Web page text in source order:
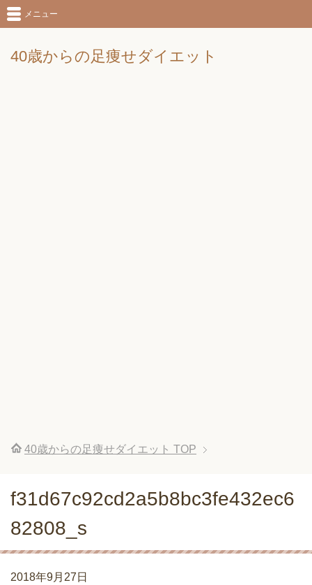
40歳からの足痩せダイエット
メニュー
40歳からの足痩せダイエット TOP
f31d67c92cd2a5b8bc3fe432ec6
82808_s
2018年9月27日